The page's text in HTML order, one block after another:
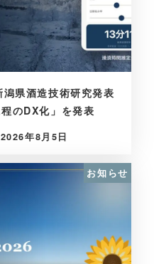
県酒造技術研究発表
のDX化」を発表
2026年8月5日
お知らせ